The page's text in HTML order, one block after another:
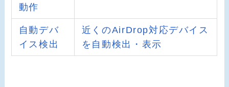
動作
自動デバ
イス検出
近くのAirDrop対応デバイス
を自動検出・表示